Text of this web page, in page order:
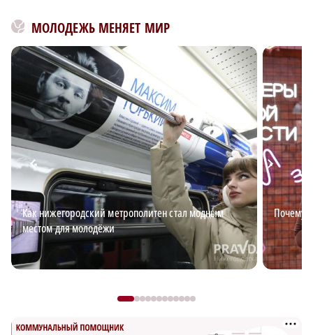
МОЛОДЕЖЬ МЕНЯЕТ МИР
Как нижегородский метрополитен стал модным
местом для молодёжи
Почему